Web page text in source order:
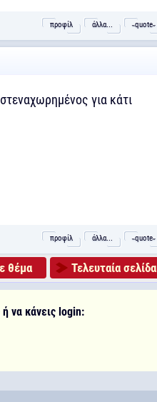
προφίλ άλλα... ˵quote˶
για κάτι
προφίλ άλλα... ˵quote˶
θέμα Τελευταία σελίδα
να κάνεις login: